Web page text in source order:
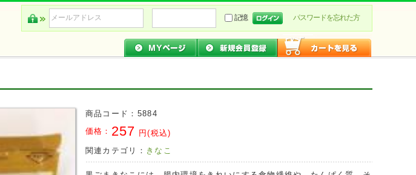
記憶 パスワードを忘れた方
商品コード： 5884
価格： 257 円(税込)
関連カテゴリ： きなこ